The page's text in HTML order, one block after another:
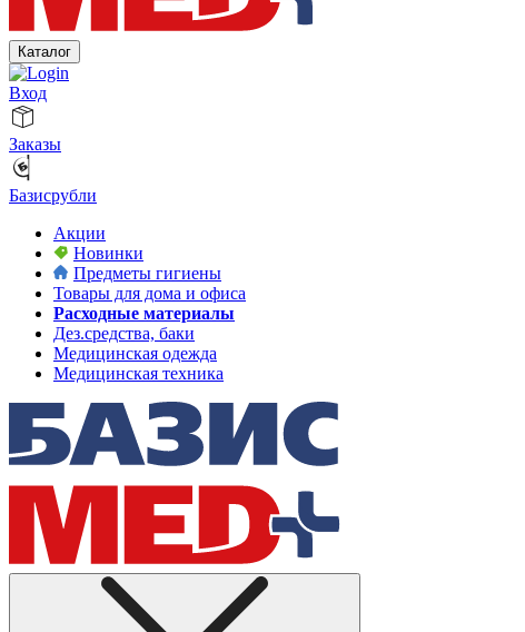
Каталог
Вход
Заказы
Базисрубли
Акции
Новинки
Предметы гигиены
Товары для дома и офиса
Расходные материалы
Дез.средства, баки
Медицинская одежда
Медицинская техника